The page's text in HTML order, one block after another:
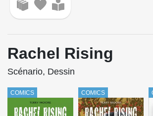
Rachel Rising
Scénario, Dessin
COMICS COMICS